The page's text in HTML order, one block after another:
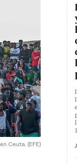
Ceuta. (EFE)